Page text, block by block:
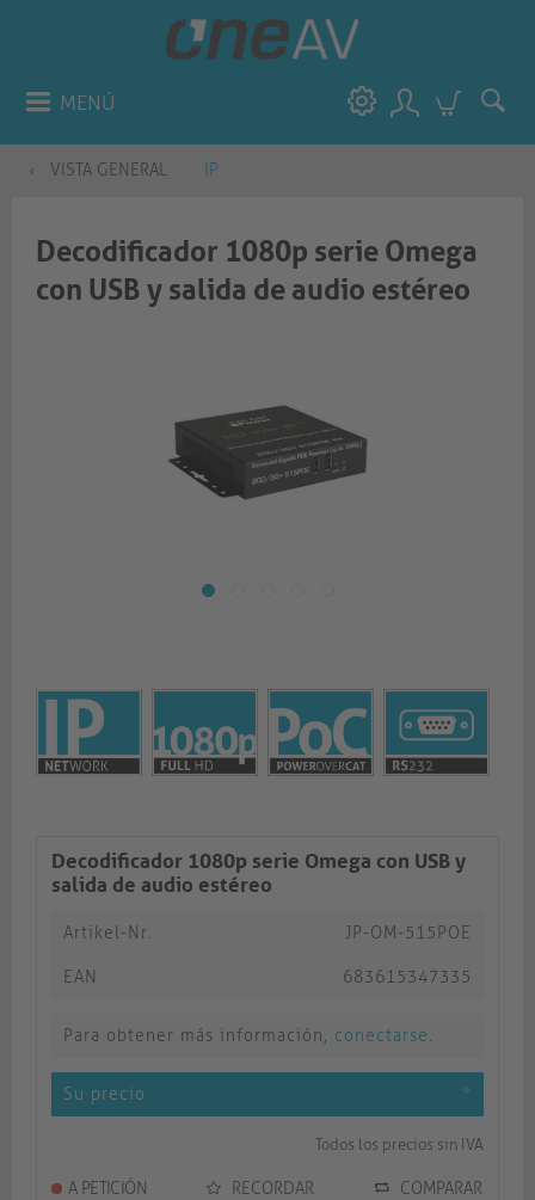
MENÚ
VISTA GENERAL IP
Decodificador 1080p serie Omega
con USB y salida de audio estéreo
Decodificador 1080p serie Omega con USB y
salida de audio estéreo
Artikel-Nr. JP-OM-515POE
EAN 683615347335
Para obtener más información, conectarse.
Su precio *
Todos los precios sin IVA
A PETICIÓN RECORDAR COMPARAR